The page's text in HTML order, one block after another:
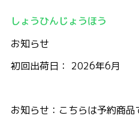
しょうひんじょうほう
お知らせ
初回出荷日： 2026年6月
お知らせ：こちらは予約商